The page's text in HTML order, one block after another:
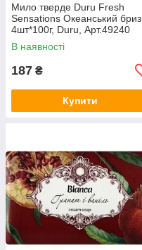
Мило тверде Duru Fresh
Sensations Океанський бриз
4шт*100г, Duru, Арт.49240
В наявності
187 ₴
Купити